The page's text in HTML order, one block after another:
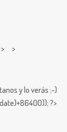
> >
y lo verás ;-)
?>